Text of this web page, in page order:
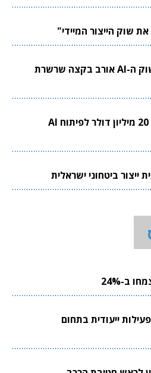
צוואר הבקבוק הבא בשוק ה-AI אורב בקצה שרשרת
Limitless Labs גייסה 20 מיליון דולר לפיתוח AI
ב-24%
ייעודית בתחום